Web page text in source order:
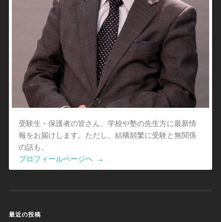
受験生・保護者の皆さん、学校や塾の先生方に最新情
報をお届けします。ただし、結構頻繁に受験と無関係
の話も。
プロフィールページヘ
→
最近の投稿